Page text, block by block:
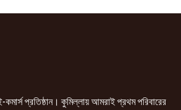
প্রতিষ্ঠান। কুমিল্লায় আমরাই প্রথম পরিবারের